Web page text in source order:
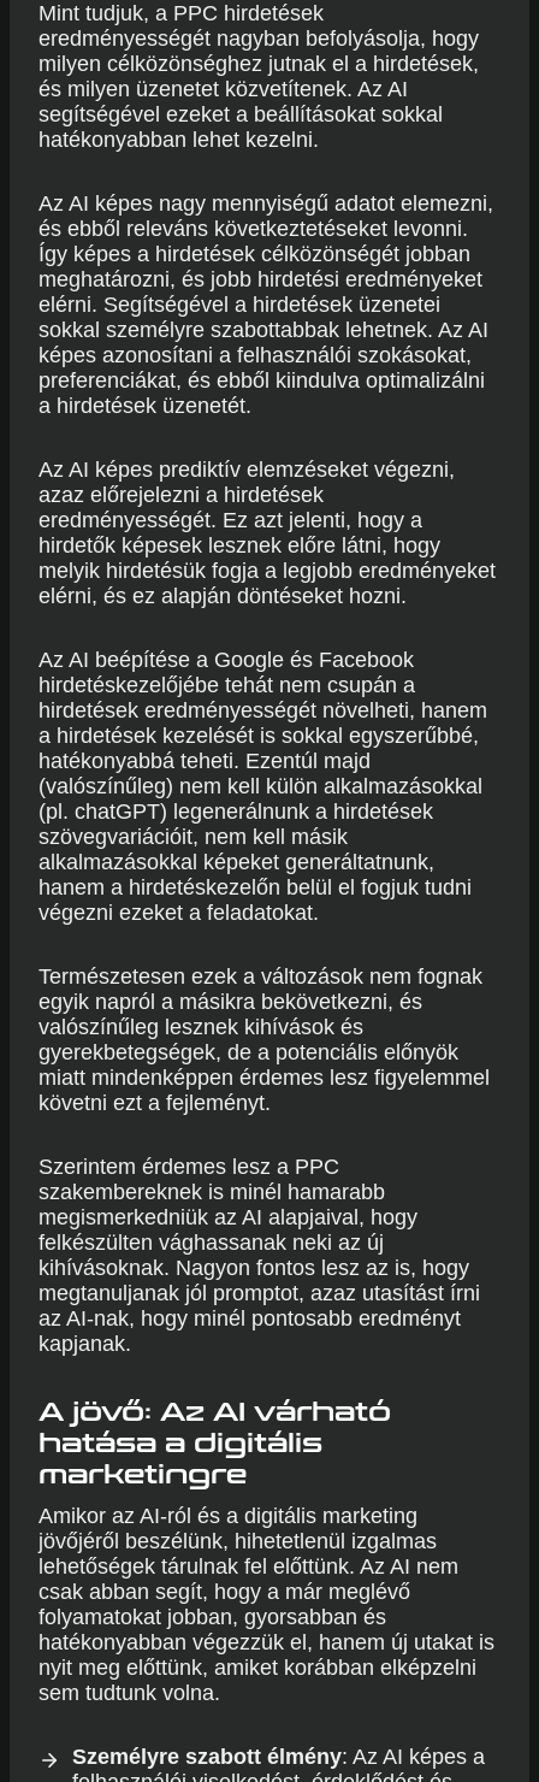
Mint tudjuk, a PPC hirdetések
eredményességét nagyban befolyásolja, hogy
milyen célközönséghez jutnak el a hirdetések,
és milyen üzenetet közvetítenek. Az AI
segítségével ezeket a beállításokat sokkal
hatékonyabban lehet kezelni.
Az AI képes nagy mennyiségű adatot elemezni,
és ebből releváns következtetéseket levonni.
Így képes a hirdetések célközönségét jobban
meghatározni, és jobb hirdetési eredményeket
elérni. Segítségével a hirdetések üzenetei
sokkal személyre szabottabbak lehetnek. Az AI
képes azonosítani a felhasználói szokásokat,
preferenciákat, és ebből kiindulva optimalizálni
a hirdetések üzenetét.
Az AI képes prediktív elemzéseket végezni,
azaz előrejelezni a hirdetések
eredményességét. Ez azt jelenti, hogy a
hirdetők képesek lesznek előre látni, hogy
melyik hirdetésük fogja a legjobb eredményeket
elérni, és ez alapján döntéseket hozni.
Az AI beépítése a Google és Facebook
hirdetéskezelőjébe tehát nem csupán a
hirdetések eredményességét növelheti, hanem
a hirdetések kezelését is sokkal egyszerűbbé,
hatékonyabbá teheti. Ezentúl majd
(valószínűleg) nem kell külön alkalmazásokkal
(pl. chatGPT) legenerálnunk a hirdetések
szövegvariációit, nem kell másik
alkalmazásokkal képeket generáltatnunk,
hanem a hirdetéskezelőn belül el fogjuk tudni
végezni ezeket a feladatokat.
Természetesen ezek a változások nem fognak
egyik napról a másikra bekövetkezni, és
valószínűleg lesznek kihívások és
gyerekbetegségek, de a potenciális előnyök
miatt mindenképpen érdemes lesz figyelemmel
követni ezt a fejleményt.
Szerintem érdemes lesz a PPC
szakembereknek is minél hamarabb
megismerkedniük az AI alapjaival, hogy
felkészülten vághassanak neki az új
kihívásoknak. Nagyon fontos lesz az is, hogy
megtanuljanak jól promptot, azaz utasítást írni
az AI-nak, hogy minél pontosabb eredményt
kapjanak.
A jövő: Az AI várható
hatása a digitális
marketingre
Amikor az AI-ról és a digitális marketing
jövőjéről beszélünk, hihetetlenül izgalmas
lehetőségek tárulnak fel előttünk. Az AI nem
csak abban segít, hogy a már meglévő
folyamatokat jobban, gyorsabban és
hatékonyabban végezzük el, hanem új utakat is
nyit meg előttünk, amiket korábban elképzelni
sem tudtunk volna.
Személyre szabott élmény: Az AI képes a